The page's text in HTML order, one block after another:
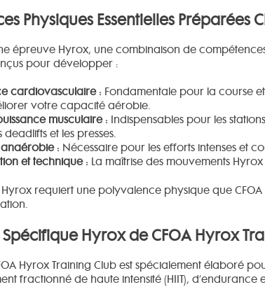
Physiques Essentielles Préparées
épreuve Hyrox, une combinaison de
pour développer :
cardiovasculaire : Fondamentale pour la course
votre capacité aérobie.
musculaire : Indispensables pour les
deadlifts et les presses.
: Nécessaire pour les efforts intenses et
et technique : La maîtrise des mouvements
Hyrox requiert une polyvalence physique que
Hyrox de CFOA Hyrox
Hyrox Training Club est spécialement élaboré
fractionné de haute intensité (HIIT),